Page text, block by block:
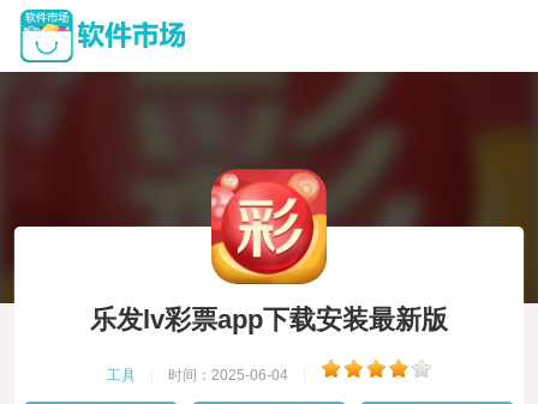
乐发lv彩票app下载安装最新版
工具 时间：2025-06-04